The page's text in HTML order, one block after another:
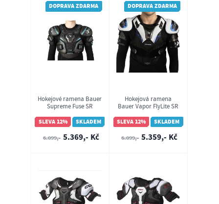
DOPRAVA ZDARMA
Hokejové ramena Bauer
Supreme Fuse SR
SLEVA 12%
SKLADEM
6.099,- 5.369,- Kč
DOPRAVA ZDARMA
Hokejová ramena
Bauer Vapor FlyLite SR
SLEVA 12%
SKLADEM
6.099,- 5.359,- Kč